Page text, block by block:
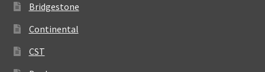
Bridgestone
Continental
CST